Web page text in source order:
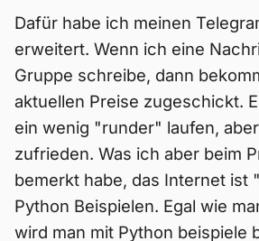
Dafür habe ich meinen
erweitert. Wenn ich eine
Gruppe schreibe, dann
aktuellen Preise zugeschickt.
ein wenig "runder" laufen,
zufrieden. Was ich aber beim
bemerkt habe, das Internet ist
Python Beispielen. Egal wie
wird man mit Python beispiele